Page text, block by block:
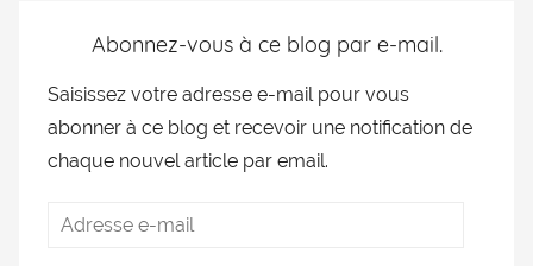
Abonnez-vous à ce blog par e-mail.
Saisissez votre adresse e-mail pour vous
abonner à ce blog et recevoir une notification de
chaque nouvel article par email.